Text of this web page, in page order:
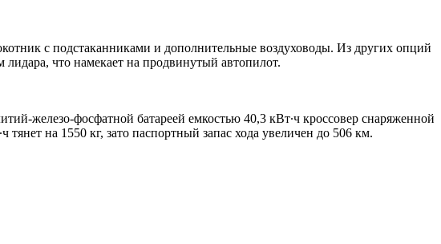
с подстаканниками и дополнительные воздуховоды. Из других опций
что намекает на продвинутый автопилот.
железо-фосфатной батареей емкостью 40,3 кВт∙ч кроссовер снаряженной
на 1550 кг, зато паспортный запас хода увеличен до 506 км.